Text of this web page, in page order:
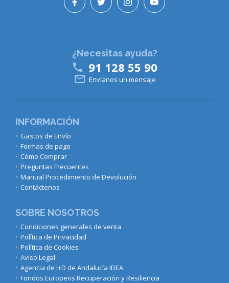
INFORMACIÓN
Gastos de Envío
Formas de pago
Cómo Comprar
Preguntas Frecuentes
Manual Procedimiento de Devolución
Contáctenos
SOBRE NOSOTROS
Condiciones generales de venta
Política de Privacidad
Política de Cookies
Aviso Legal
Agencia de I+D de Andalucía IDEA
Fondos Europeos Recuperación y Resiliencia
¿Necesitas ayuda?
 91 128 55 90
 Envíanos un mensaje